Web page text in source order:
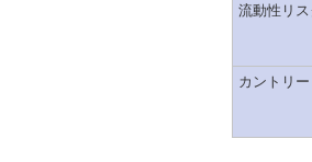
流動性リ
カントリ